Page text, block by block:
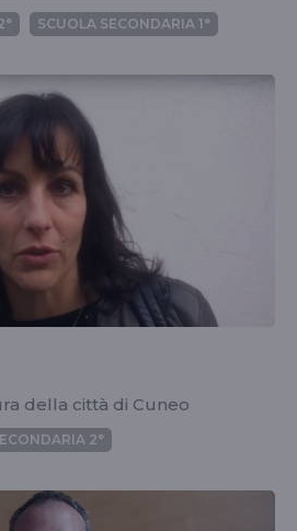
SCUOLA SECONDARIA 1°
della città di Cuneo
2°